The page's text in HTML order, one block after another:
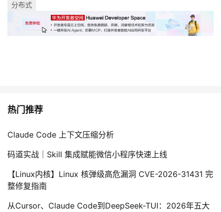
分布式
热门推荐
Claude Code 上下文压缩分析
码道实战｜Skill 集成赋能微信小程序快速上线
【Linux内核】Linux 核弹级高危漏洞 CVE-2026-31431 完
整修复指南
从Cursor、Claude Code到DeepSeek-TUI：2026年五大